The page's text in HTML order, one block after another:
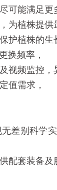
可能满足更
为植株提供
护植株的生
换频率，
视频监控，
值需求，
差别科学
配套装备及